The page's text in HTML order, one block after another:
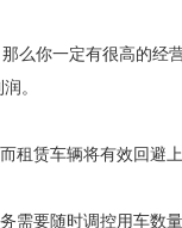
么你一定有很高的经
。
租赁车辆将有效回避上
需要随时调控用车数